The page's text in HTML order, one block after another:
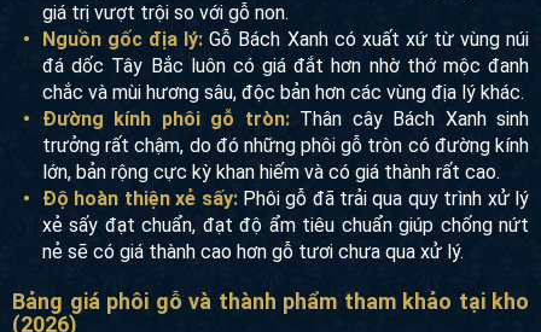
giá trị vượt trội so với gỗ non.
Nguồn gốc địa lý: Gỗ Bách Xanh có xuất xứ từ vùng núi
đá dốc Tây Bắc luôn có giá đắt hơn nhờ thớ mộc đanh
chắc và mùi hương sâu, độc bản hơn các vùng địa lý khác.
Đường kính phôi gỗ tròn:Thân cây Bách Xanh sinh
trưởng rất chậm, do đó những phôi gỗ tròn có đường kính
lớn, bản rộng cực kỳ khan hiếm và có giá thành rất cao.
Độ hoàn thiện xẻ sấy:Phôi gỗ đã trải qua quy trình xử lý
xẻ sấy đạt chuẩn, đạt độ ẩm tiêu chuẩn giúp chống nứt
nẻ sẽ có giá thành cao hơn gỗ tươi chưa qua xử lý.
Bảng giá phôi gỗ và thành phẩm tham khảo tại kho
(2026)